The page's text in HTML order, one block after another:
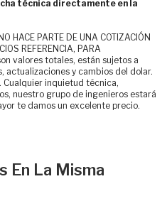
técnica directamente en la
HACE PARTE DE UNA COTIZACIÓN
REFERENCIA, PARA
son valores totales, están sujetos a
actualizaciones y cambios del dolar.
Cualquier inquietud técnica,
nuestro grupo de ingenieros estará
te damos un excelente precio.
En La Misma